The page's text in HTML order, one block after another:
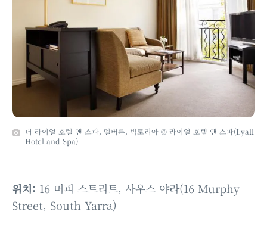
더 라이얼 호텔 앤 스파, 멜버른, 빅토리아 © 라이얼 호텔 앤 스파(Lyall
Hotel and Spa)
위치: 16 머피 스트리트, 사우스 야라(16 Murphy
Street, South Yarra)